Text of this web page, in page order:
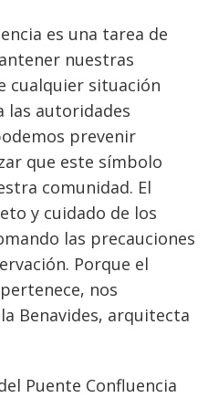
es una tarea de
nuestras
cualquier situación
las autoridades
prevenir
que este símbolo
comunidad. El
y cuidado de los
las precauciones
Porque el
nos
Benavides, arquitecta
Puente Confluencia